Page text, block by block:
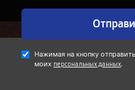
Нажимая на кнопку
моих персональных данных.